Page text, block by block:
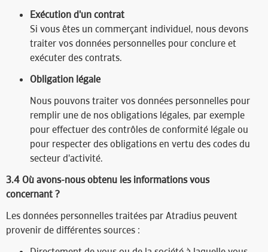
Exécution d'un contrat
Si vous êtes un commerçant individuel, nous devons
traiter vos données personnelles pour conclure et
exécuter des contrats.
Obligation légale
Nous pouvons traiter vos données personnelles pour
remplir une de nos obligations légales, par exemple
pour effectuer des contrôles de conformité légale ou
pour respecter des obligations en vertu des codes du
secteur d'activité.
3.4 Où avons-nous obtenu les informations vous
concernant ?​
Les données personnelles traitées par Atradius peuvent
provenir de différentes sources :